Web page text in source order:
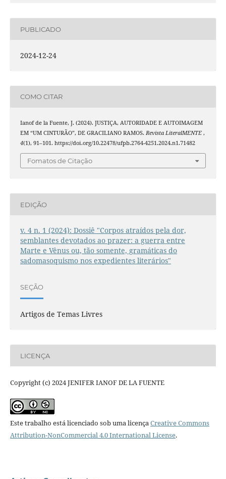
PUBLICADO
2024-12-24
COMO CITAR
Ianof de la Fuente, J. (2024). JUSTIÇA, AUTORIDADE E AUTOIMAGEM
EM “UM CINTURÃO”, DE GRACILIANO RAMOS. Revista LiteralMENTE ,
4(1), 91–101. https://doi.org/10.22478/ufpb.2764-4251.2024.n1.71482
Fomatos de Citação
EDIÇÃO
v. 4 n. 1 (2024): Dossiê "Corpos atraídos pela dor,
semblantes devotados ao prazer: a guerra entre
Marte e Vênus ou, tão somente, gramáticas do
sadomasoquismo nos expedientes literários"
SEÇÃO
Artigos de Temas Livres
LICENÇA
Copyright (c) 2024 JENIFER IANOF DE LA FUENTE
Este trabalho está licenciado sob uma licençaCreative Commons
Attribution-NonCommercial 4.0 International License.